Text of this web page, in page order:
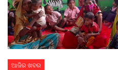
ଆଜିର ଖବର